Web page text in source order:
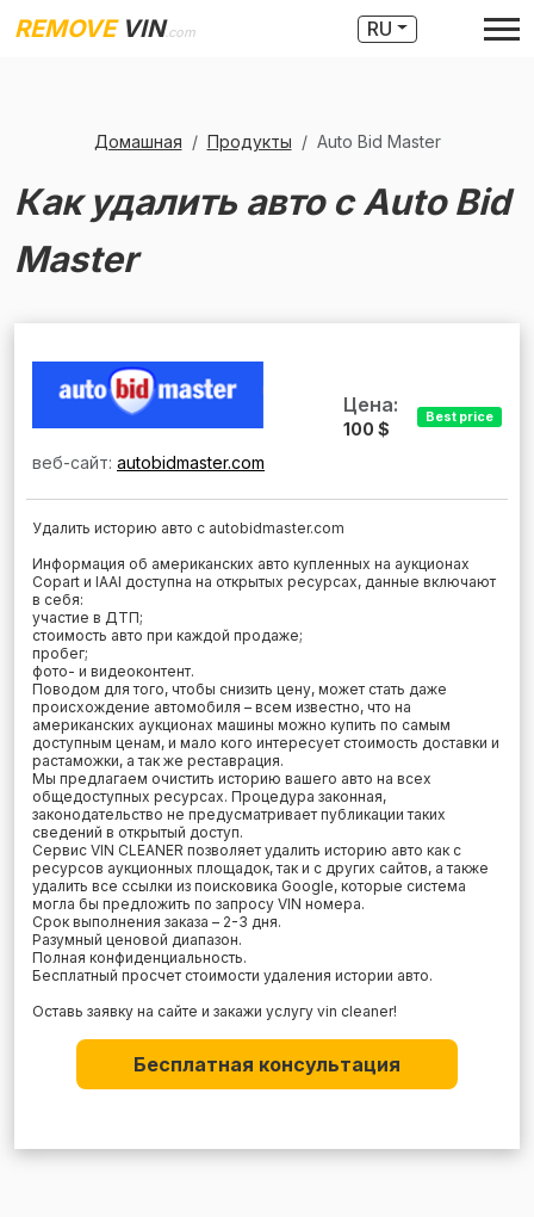
REMOVEVIN.com RU
Домашная Продукты Auto Bid Master
Как удалить авто с Auto Bid
Master
веб-сайт: autobidmaster.com
Цена:
100 $
Best price
Удалить историю авто с autobidmaster.com
Информация об американских авто купленных на аукционах
Copart и IAAI доступна на открытых ресурсах, данные включают
в себя:
участие в ДТП;
стоимость авто при каждой продаже;
пробег;
фото- и видеоконтент.
Поводом для того, чтобы снизить цену, может стать даже
происхождение автомобиля – всем известно, что на
американских аукционах машины можно купить по самым
доступным ценам, и мало кого интересует стоимость доставки и
растаможки, а так же реставрация.
Мы предлагаем очистить историю вашего авто на всех
общедоступных ресурсах. Процедура законная,
законодательство не предусматривает публикации таких
сведений в открытый доступ.
Сервис VIN CLEANER позволяет удалить историю авто как с
ресурсов аукционных площадок, так и с других сайтов, а также
удалить все ссылки из поисковика Google, которые система
могла бы предложить по запросу VIN номера.
Срок выполнения заказа – 2-3 дня.
Разумный ценовой диапазон.
Полная конфиденциальность.
Бесплатный просчет стоимости удаления истории авто.
Оставь заявку на сайте и закажи услугу vin cleaner!
Бесплатная консультация